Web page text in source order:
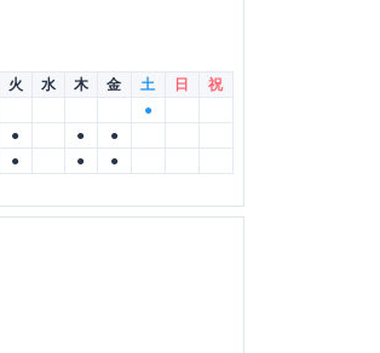
火 水 木 金 土 日
祝
●
● ●
●
● ● ●